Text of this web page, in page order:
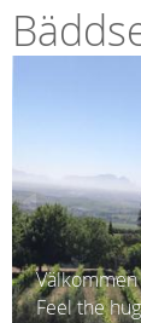
Feel the